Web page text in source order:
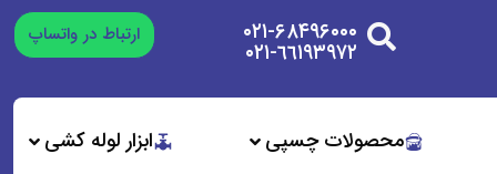
۰۲۱-۶۸۴۹۶۰۰۰
٦٦١٩٣٩٧٢-٠٢١
ارتباط در واتساپ
محصولات چسپی ابزار لوله کشی